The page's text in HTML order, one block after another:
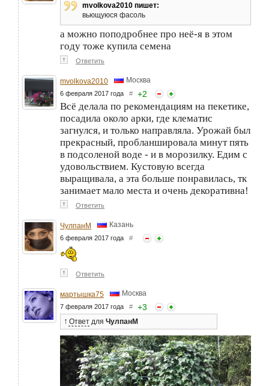
mvolkova2010 пишет:
вьющуюся фасоль
а можно поподробнее про неё-я в этом
году тоже купила семена
↑ Ответить
mvolkova2010 Москва
6 февраля 2017 года # +2
Всё делала по рекомендациям на пекетике,
посадила около арки, где клематис
загнулся, и только направляла. Урожай был
прекрасный, пробланшировала минут пять
в подсоленой воде - и в морозилку. Едим с
удовольствием. Кустовую всегда
выращивала, а эта больше понравилась, тк
занимает мало места и очень декоративна!
↑ Ответить
ЧулпанМ Казань
6 февраля 2017 года #
↑ Ответить
мартышка75 Москва
7 февраля 2017 года # +3
↑ Ответ для ЧулпанМ